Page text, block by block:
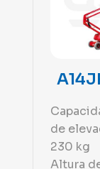
de
230 kg
Altura